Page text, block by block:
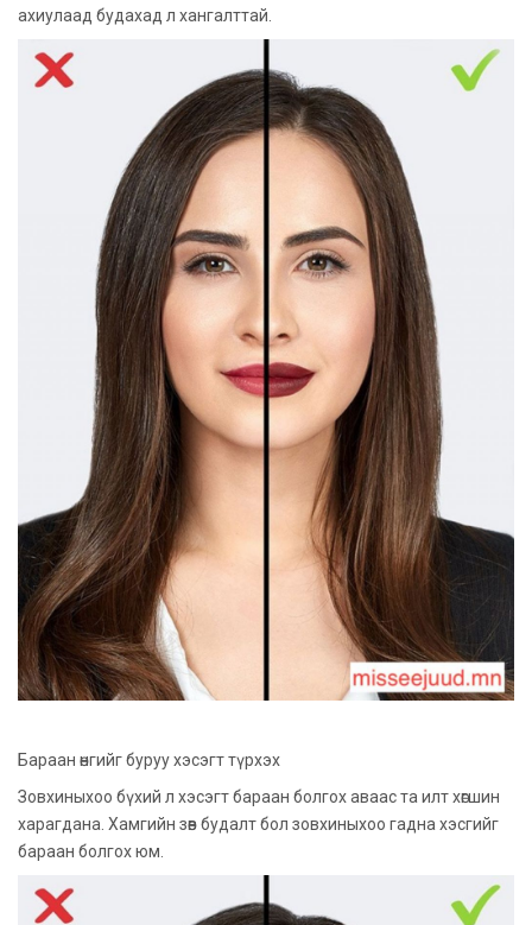
ахиулаад будахад л хангалттай.
Бараан өнгийг буруу хэсэгт түрхэх
Зовхиныхоо бүхий л хэсэгт бараан болгох аваас та илт хөгшин
харагдана. Хамгийн зөв будалт бол зовхиныхоо гадна хэсгийг
бараан болгох юм.